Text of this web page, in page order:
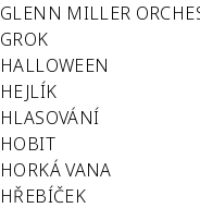
GLENN MILLER
GROK
HALLOWEEN
HEJLÍK
HLASOVÁNÍ
HOBIT
HORKÁ VANA
HŘEBÍČEK